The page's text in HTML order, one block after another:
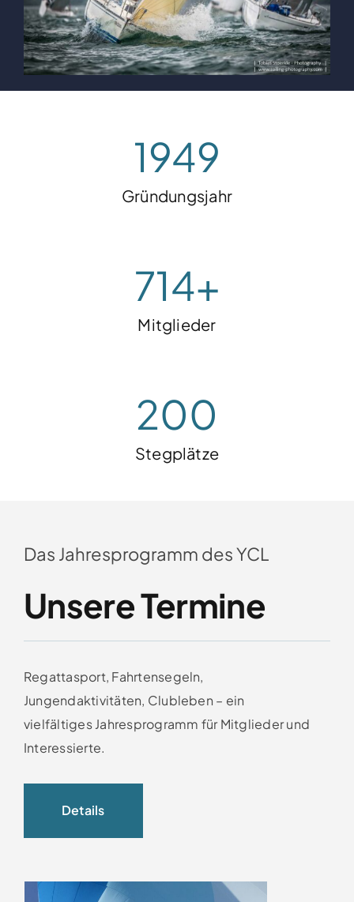
Sponsoren
Galerien
1949
Gründungsjahr
714+
Mitglieder
200
Stegplätze
Das Jahresprogramm des YCL
Unsere Termine
Regattasport, Fahrtensegeln,
Jungendaktivitäten, Clubleben – ein
vielfältiges Jahresprogramm für Mitglieder und
Interessierte.
Details